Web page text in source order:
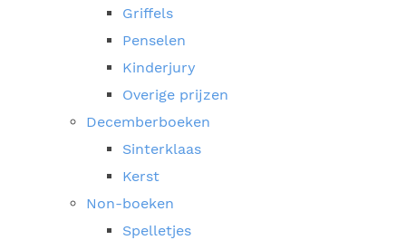
Griffels
Penselen
Kinderjury
Overige prijzen
Decemberboeken
Sinterklaas
Kerst
Non-boeken
Spelletjes